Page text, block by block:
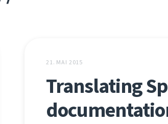
21. MAI 2015
Translating